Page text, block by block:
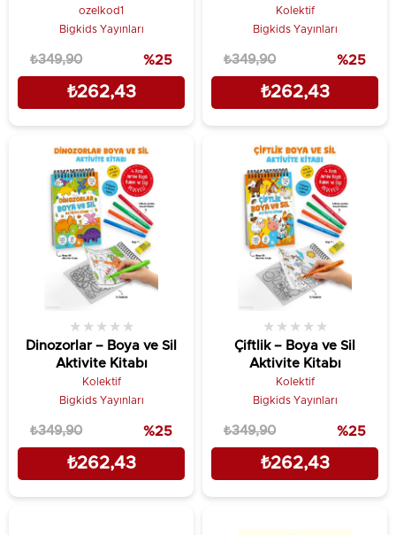
ozelkod1
Bigkids Yayınları
₺262,43
₺349,90 %25
Kolektif
Bigkids Yayınları
₺262,43
₺349,90 %25
Dinozorlar – Boya ve Sil
Aktivite Kitabı
★ ★ ★ ★ ★
Kolektif
Bigkids Yayınları
₺262,43
₺349,90 %25
Çiftlik – Boya ve Sil
Aktivite Kitabı
★ ★ ★ ★ ★
Kolektif
Bigkids Yayınları
₺262,43
₺349,90 %25